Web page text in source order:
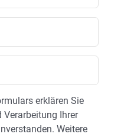
erklären Sie
Ihrer
Weitere